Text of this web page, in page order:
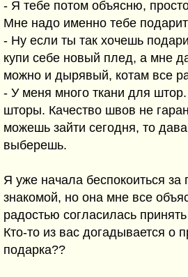
- Я тебе потом объясню,
Мне надо именно тебе
- Ну если ты так хочешь
купи себе новый плед, а мне
можно и дырявый, котам все
- У меня много ткани для
шторы. Качество швов не
можешь зайти сегодня, то
выберешь.
Я уже начала беспокоиться за
знакомой, но она мне все
радостью согласилась
Кто-то из вас догадывается о
подарка??